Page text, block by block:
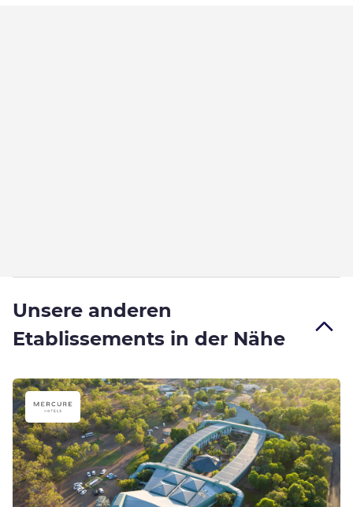
Unsere anderen
Etablissements in der Nähe